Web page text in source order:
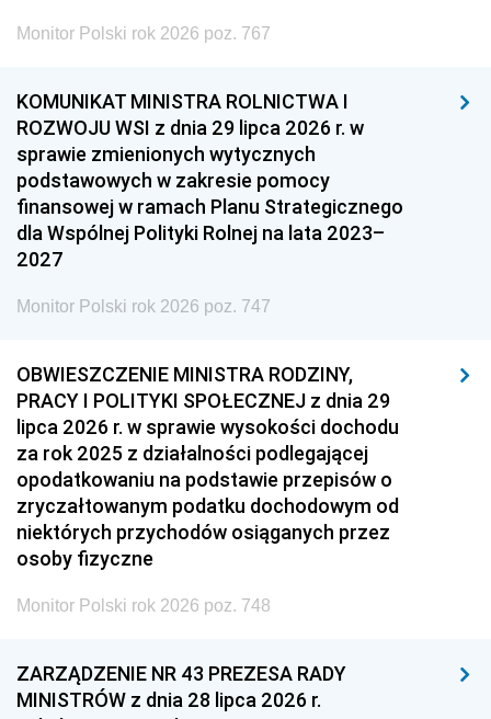
Monitor Polski rok 2026 poz. 767
KOMUNIKAT MINISTRA ROLNICTWA I
ROZWOJU WSI z dnia 29 lipca 2026 r. w
sprawie zmienionych wytycznych
podstawowych w zakresie pomocy
finansowej w ramach Planu Strategicznego
dla Wspólnej Polityki Rolnej na lata 2023–
2027
Monitor Polski rok 2026 poz. 747
OBWIESZCZENIE MINISTRA RODZINY,
PRACY I POLITYKI SPOŁECZNEJ z dnia 29
lipca 2026 r. w sprawie wysokości dochodu
za rok 2025 z działalności podlegającej
opodatkowaniu na podstawie przepisów o
zryczałtowanym podatku dochodowym od
niektórych przychodów osiąganych przez
osoby fizyczne
Monitor Polski rok 2026 poz. 748
ZARZĄDZENIE NR 43 PREZESA RADY
MINISTRÓW z dnia 28 lipca 2026 r.